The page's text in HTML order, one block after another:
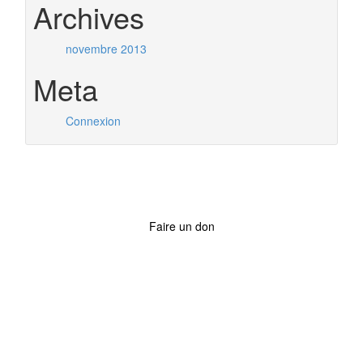
Archives
novembre 2013
Meta
Connexion
Faire un don